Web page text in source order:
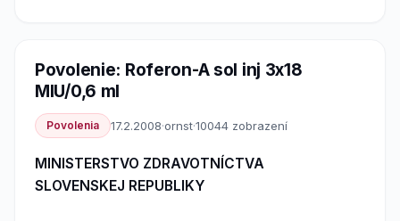
Povolenie: Roferon-A sol inj 3x18
MIU/0,6 ml
Povolenia 17.2.2008·ornst·10044 zobrazení
MINISTERSTVO ZDRAVOTNÍCTVA
SLOVENSKEJ REPUBLIKY